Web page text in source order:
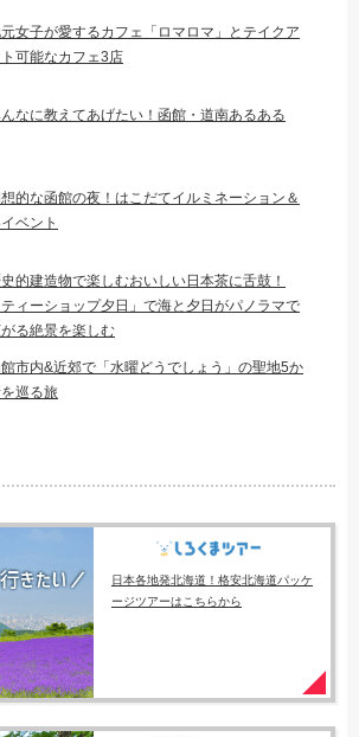
女子が愛するカフェ「ロマロマ」とテイクア
ト可能なカフェ3店
なに教えてあげたい！函館・道南あるある
的な函館の夜！はこだてイルミネーション＆
ベント
的建造物で楽しむおいしい日本茶に舌鼓！
ティーショップ夕日」で海と夕日がパノラマで
る絶景を楽しむ
市内&近郊で「水曜どうでしょう」の聖地5か
巡る旅
日本各地発北海道！格安北海道パッケ
ージツアーはこちらから